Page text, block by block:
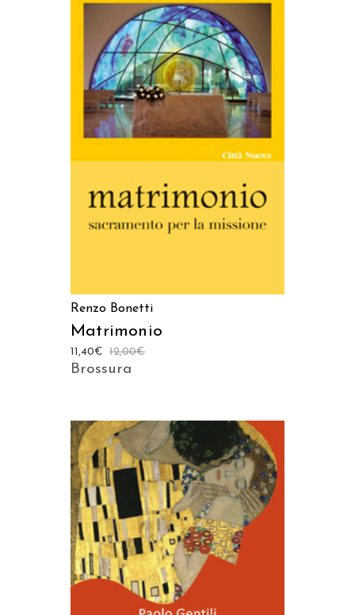
AGGIUNGI AL CARRELLO
Renzo Bonetti
Matrimonio
12,00€
11,40€
Brossura
AGGIUNGI AL CARRELLO